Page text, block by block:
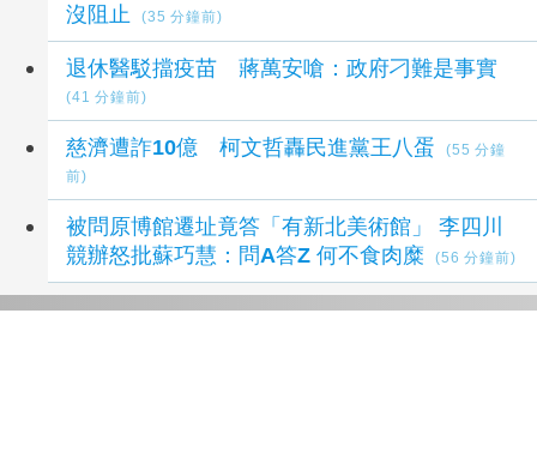
沒阻止
(35 分鐘前)
退休醫駁擋疫苗 蔣萬安嗆：政府刁難是事實
(41 分鐘前)
慈濟遭詐10億 柯文哲轟民進黨王八蛋
(55 分鐘
前)
被問原博館遷址竟答「有新北美術館」 李四川
競辦怒批蘇巧慧：問A答Z 何不食肉糜
(56 分鐘前)